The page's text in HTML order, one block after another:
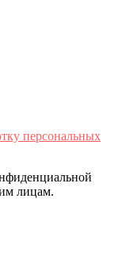
персональных
лицам.